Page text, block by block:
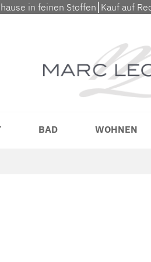
in feinen Stoffen⎮Kauf auf
BAD WOHNEN